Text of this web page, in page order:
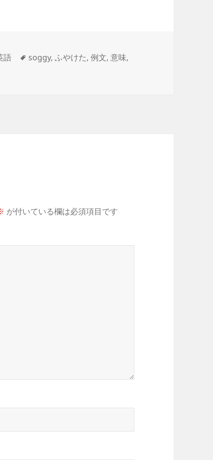
語
タ
soggy,ふやけた,例文,意味,
が付いている欄は必須項目です